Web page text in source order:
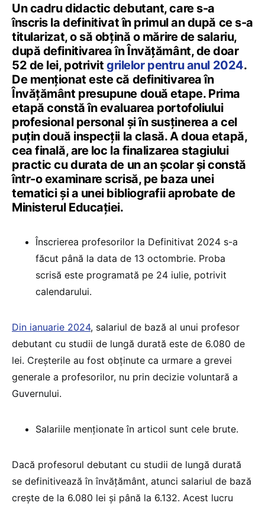
Un cadru didactic debutant, care s-a
înscris la definitivat în primul an după ce s-a
titularizat, o să obțină o mărire de salariu,
după definitivarea în Învățământ, de doar
52 de lei, potrivitgrilelor pentru anul 2024.
De menționat este că definitivarea în
Învățământ presupune două etape. Prima
etapă constă în evaluarea portofoliului
profesional personal şi în susţinerea a cel
puţin două inspecţii la clasă. A doua etapă,
cea finală, are loc la finalizarea stagiului
practic cu durata de un an şcolar şi constă
într-o examinare scrisă, pe baza unei
tematici şi a unei bibliografii aprobate de
Ministerul Educaţiei.
Înscrierea profesorilor la Definitivat 2024 s-a
făcut până la data de 13 octombrie. Proba
scrisă este programată pe 24 iulie, potrivit
calendarului.
Din ianuarie 2024, salariul de bază al unui profesor
debutant cu studii de lungă durată este de 6.080 de
lei. Creșterile au fost obținute ca urmare a grevei
generale a profesorilor, nu prin decizie voluntară a
Guvernului.
Salariile menționate în articol sunt cele brute.
Dacă profesorul debutant cu studii de lungă durată
se definitivează în învățământ, atunci salariul de bază
crește de la 6.080 lei și până la 6.132. Acest lucru